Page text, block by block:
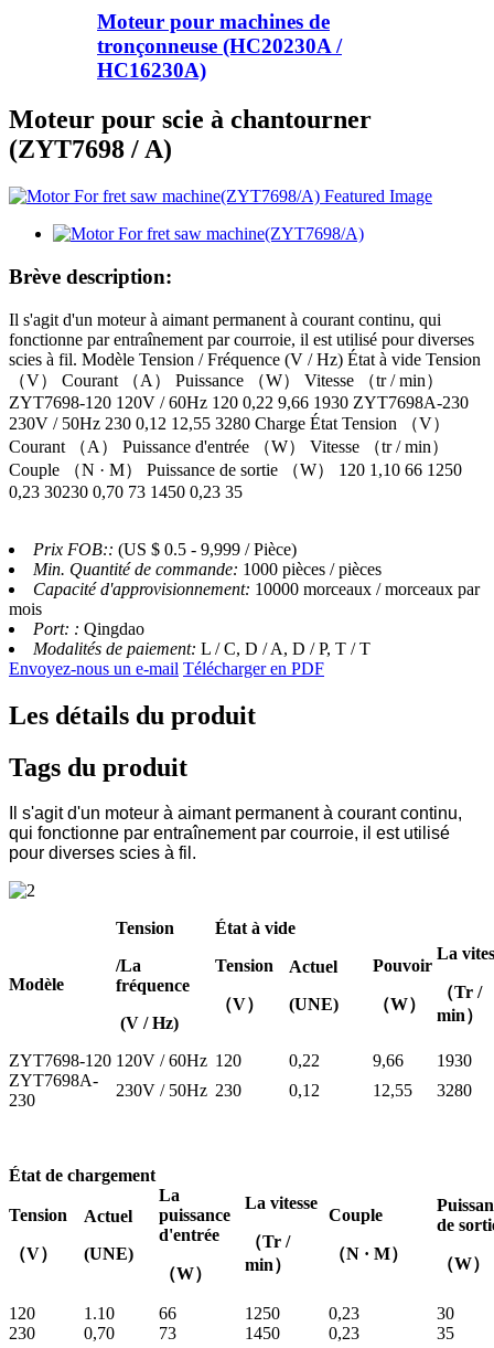
Moteur pour machines de
tronçonneuse (HC20230A /
HC16230A)
Moteur pour scie à chantourner
(ZYT7698 / A)
Brève description:
Il s'agit d'un moteur à aimant permanent à courant continu, qui
fonctionne par entraînement par courroie, il est utilisé pour diverses
scies à fil. Modèle Tension / Fréquence (V / Hz) État à vide Tension
（V） Courant （A） Puissance （W） Vitesse （tr / min）
ZYT7698-120 120V / 60Hz 120 0,22 9,66 1930 ZYT7698A-230
230V / 50Hz 230 0,12 12,55 3280 Charge État Tension （V）
Courant （A） Puissance d'entrée （W） Vitesse （tr / min）
Couple （N · M） Puissance de sortie （W） 120 1,10 66 1250
0,23 30230 0,70 73 1450 0,23 35
Prix ​​FOB:: (US $ 0.5 - 9,999 / Pièce)
Min. Quantité de commande: 1000 pièces / pièces
Capacité d'approvisionnement: 10000 morceaux / morceaux par
mois
Port: : Qingdao
Modalités de paiement: L / C, D / A, D / P, T / T
Envoyez-nous un e-mail Télécharger en PDF
Les détails du produit
Tags du produit
Il s'agit d'un moteur à aimant permanent à courant continu,
qui fonctionne par entraînement par courroie, il est utilisé
pour diverses scies à fil.
Modèle
Tension
/La
fréquence
(V / Hz)
État à vide
Tension
（V）
Actuel
(UNE)
Pouvoir
（W）
La
（Tr /
min）
ZYT7698-120 120V / 60Hz 120 0,22 9,66
1930
ZYT7698A-
230
230V / 50Hz 230 0,12 12,55 3280
État de chargement
Tension
（V）
Actuel
(UNE)
La
puissance
d'entrée
（W）
La vitesse
（Tr /
min）
Couple
（N · M）
de
（
120 1.10 66 1250 0,23
30
230
0,70 73 1450 0,23 35